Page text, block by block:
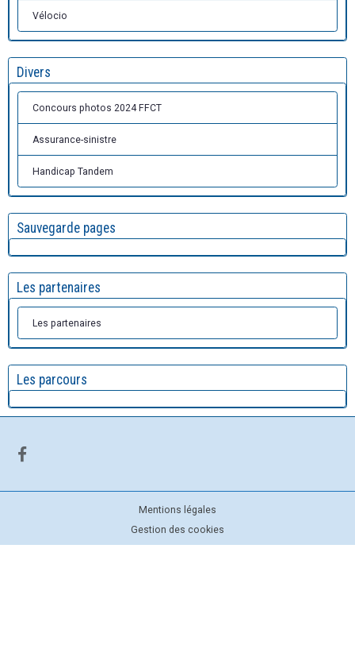
Vélocio
Divers
Concours photos 2024 FFCT
Assurance-sinistre
Handicap Tandem
Sauvegarde pages
Les partenaires
Les partenaires
Les parcours
Mentions légales
Gestion des cookies